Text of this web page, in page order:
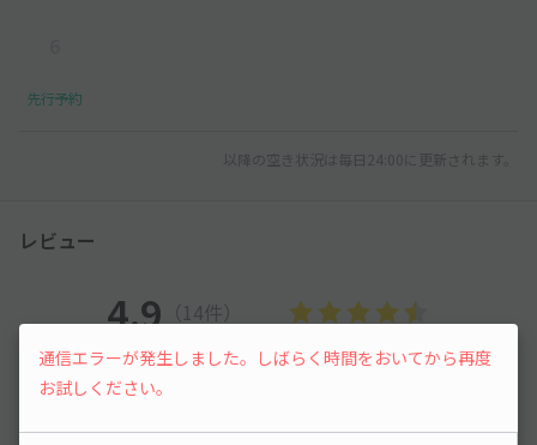
先行予約
以降の空き状況は毎日24:00に更新されます。
レビュー
4.9 （14件）
満足度 4.9 立地
通信エラーが発生しました。しばらく時間をおいてから再度
お試しください。